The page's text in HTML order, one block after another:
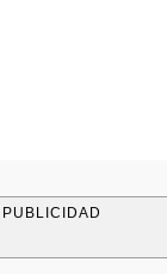
PUBLICIDAD